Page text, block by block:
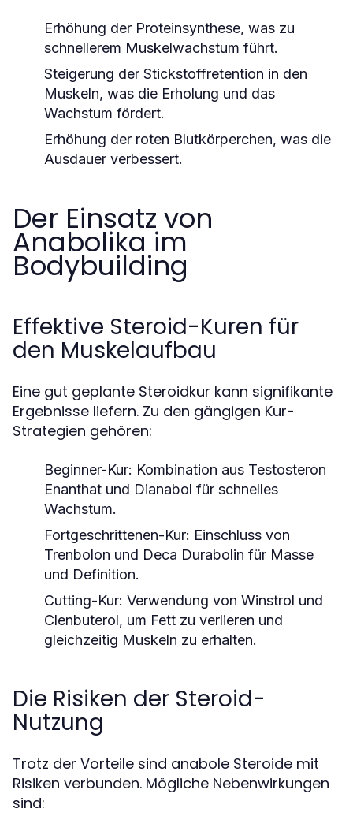
Erhöhung der Proteinsynthese, was zu
schnellerem Muskelwachstum führt.
Steigerung der Stickstoffretention in den
Muskeln, was die Erholung und das
Wachstum fördert.
Erhöhung der roten Blutkörperchen, was die
Ausdauer verbessert.
Der Einsatz von
Anabolika im
Bodybuilding
Effektive Steroid-Kuren für
den Muskelaufbau
Eine gut geplante Steroidkur kann signifikante
Ergebnisse liefern. Zu den gängigen Kur-
Strategien gehören:
Beginner-Kur: Kombination aus Testosteron
Enanthat und Dianabol für schnelles
Wachstum.
Fortgeschrittenen-Kur: Einschluss von
Trenbolon und Deca Durabolin für Masse
und Definition.
Cutting-Kur: Verwendung von Winstrol und
Clenbuterol, um Fett zu verlieren und
gleichzeitig Muskeln zu erhalten.
Die Risiken der Steroid-
Nutzung
Trotz der Vorteile sind anabole Steroide mit
Risiken verbunden. Mögliche Nebenwirkungen
sind: